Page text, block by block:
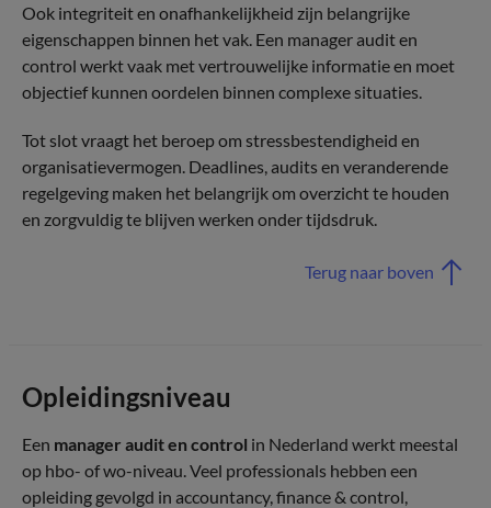
Ook integriteit en onafhankelijkheid zijn belangrijke
eigenschappen binnen het vak. Een manager audit en
control werkt vaak met vertrouwelijke informatie en moet
objectief kunnen oordelen binnen complexe situaties.
Tot slot vraagt het beroep om stressbestendigheid en
organisatievermogen. Deadlines, audits en veranderende
regelgeving maken het belangrijk om overzicht te houden
en zorgvuldig te blijven werken onder tijdsdruk.
Terug naar boven
Opleidingsniveau
Een manager audit en control in Nederland werkt meestal
op hbo- of wo-niveau. Veel professionals hebben een
opleiding gevolgd in accountancy, finance & control,